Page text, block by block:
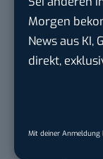
Morgen
News aus KI,
direkt,
Mit deiner
Pr...